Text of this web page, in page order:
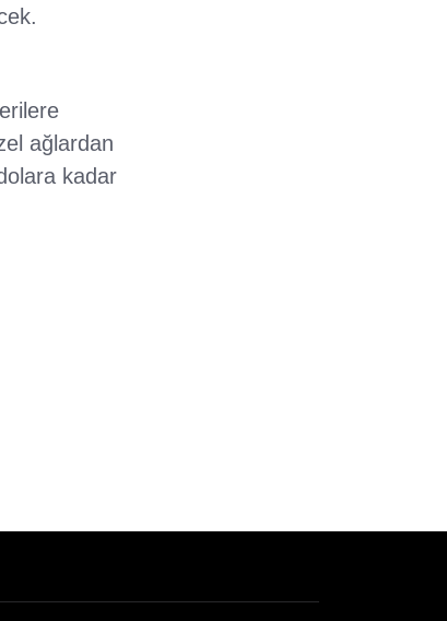
ağlardan
kadar